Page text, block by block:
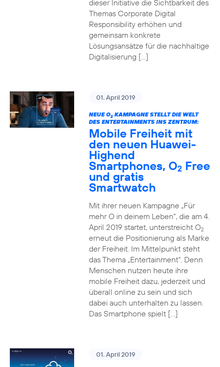
dieser Initiative die Sichtbarkeit des
Themas Corporate Digital
Responsibility erhöhen und
gemeinsam konkrete
Lösungsansätze für die nachhaltige
Digitalisierung […]
01. April 2019
NEUE O2KAMPAGNE STELLT DIE WELT
DES ENTERTAINMENTS INS ZENTRUM:
Mobile Freiheit mit
den neuen Huawei-
Highend
Smartphones, O2 Free
und gratis
Smartwatch
Mit ihrer neuen Kampagne „Für
mehr O in deinem Leben“, die am 4.
April 2019 startet, unterstreicht O2
erneut die Positionierung als Marke
der Freiheit. Im Mittelpunkt steht
das Thema „Entertainment“. Denn
Menschen nutzen heute ihre
mobile Freiheit dazu, jederzeit und
überall online zu sein und sich
dabei auch unterhalten zu lassen.
Das Smartphone spielt […]
01. April 2019